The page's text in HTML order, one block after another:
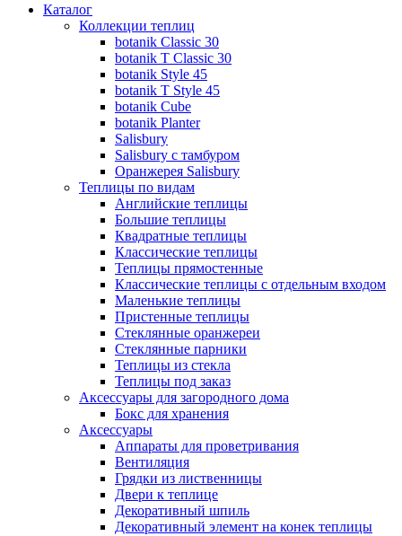
Каталог
Коллекции теплиц
botanik Classic 30
botanik T Classic 30
botanik Style 45
botanik Т Style 45
botanik Cube
botanik Planter
Salisbury
Salisbury с тамбуром
Оранжерея Salisbury
Теплицы по видам
Английские теплицы
Большие теплицы
Квадратные теплицы
Классические теплицы
Теплицы прямостенные
Классические теплицы с отдельным входом
Маленькие теплицы
Пристенные теплицы
Стеклянные оранжереи
Стеклянные парники
Теплицы из стекла
Теплицы под заказ
Аксессуары для загородного дома
Бокс для хранения
Аксессуары
Аппараты для проветривания
Вентиляция
Грядки из лиственницы
Двери к теплице
Декоративный шпиль
Декоративный элемент на конек теплицы